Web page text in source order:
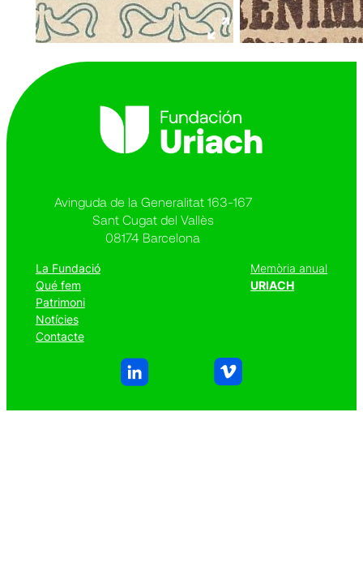
Avinguda de la Generalitat 163-167
Sant Cugat del Vallès
08174 Barcelona
La Fundació
Qué fem
Patrimoni
Notícies
Contacte
Memòria anual
URIACH